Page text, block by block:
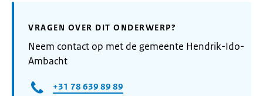
VRAGEN OVER DIT ONDERWERP?
Neem contact op met de gemeente Hendrik-Ido-
Ambacht
+31 78 639 89 89